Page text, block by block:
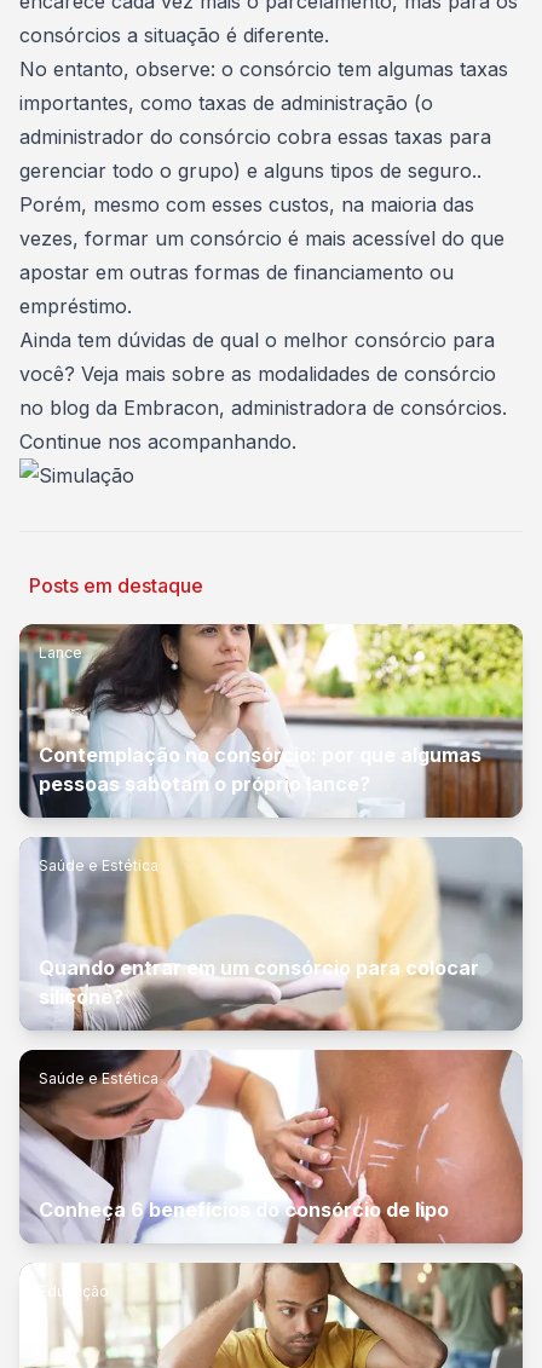
consórcios a situação é diferente.
No entanto, observe: o consórcio tem algumas taxas
importantes, como taxas de administração (o
administrador do consórcio cobra essas taxas para
gerenciar todo o grupo) e alguns tipos de seguro..
Porém, mesmo com esses custos, na maioria das
vezes, formar um consórcio é mais acessível do que
apostar em outras formas de financiamento ou
empréstimo.
Ainda tem dúvidas de qual o melhor consórcio para
você? Veja mais sobre as modalidades de consórcio
no blog da Embracon, administradora de consórcios.
Continue nos acompanhando.
Posts em destaque
Lance
Contemplação no consórcio: por que algumas
pessoas sabotam o próprio lance?
Saúde e Estética
Quando entrar em um consórcio para colocar
silicone?
Saúde e Estética
Conheça 6 benefícios do consórcio de lipo
Educação